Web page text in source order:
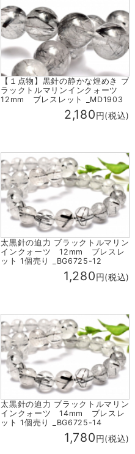
【１点物】黒針の静かな煌めき ブ
ラックトルマリンインクォーツ
12mm ブレスレット _MD1903
2,180円(税込)
太黒針の迫力 ブラックトルマリン
インクォーツ 12mm ブレスレ
ット 1個売り _BG6725-12
1,280円(税込)
太黒針の迫力 ブラックトルマリン
インクォーツ 14mm ブレスレ
ット 1個売り _BG6725-14
1,780円(税込)